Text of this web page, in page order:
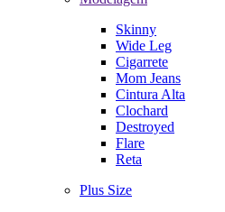
Skinny
Wide Leg
Cigarrete
Mom Jeans
Cintura Alta
Clochard
Destroyed
Flare
Reta
Plus Size